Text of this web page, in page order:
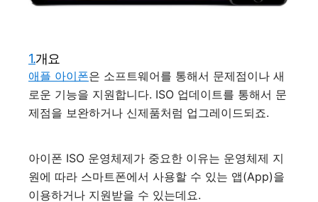
1.개요
애플 아이폰은 소프트웨어를 통해서 문제점이나 새
로운 기능을 지원합니다. ISO 업데이트를 통해서 문
제점을 보완하거나 신제품처럼 업그레이드되죠.
아이폰 ISO 운영체제가 중요한 이유는 운영체제 지
원에 따라 스마트폰에서 사용할 수 있는 앱(App)을
이용하거나 지원받을 수 있는데요.